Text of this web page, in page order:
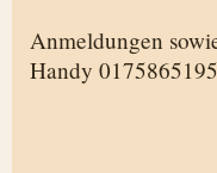
Anmeldungen
Handy